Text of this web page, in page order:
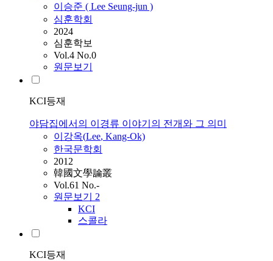
이승준 ( Lee Seung-jun )
심훈학회
2024
심훈학보
Vol.4 No.0
원문보기
KCI등재
야담집에서의 이경류 이야기의 전개와 그 의미
이강옥(Lee, Kang-Ok)
한국문학회
2012
韓國文學論叢
Vol.61 No.-
원문보기 2
KCI
스콜라
KCI등재